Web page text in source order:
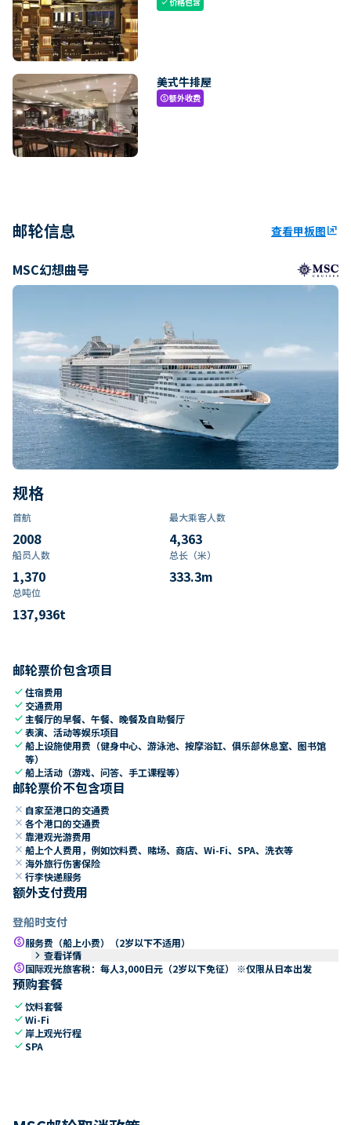
check
美式牛排屋
paid额外收费
邮轮信息 查看甲板图ungroup
MSC幻想曲号
规格
首航
2008
最大乘客人数
4,363
船员人数
1,370
总长（米）
333.3m
总吨位
137,936t
邮轮票价包含项目
check住宿费用
check 交通费用
check 主餐厅的早餐、午餐、晚餐及自助餐厅
check表演、活动等娱乐项目
check船上设施使用费（健身中心、游泳池、按摩浴缸、俱乐部休息室、图书馆
等）
check船上活动（游戏、问答、手工课程等）
邮轮票价不包含项目
close 自家至港口的交通费
close 各个港口的交通费
close 靠港观光游费用
close 船上个人费用，例如饮料费、赌场、商店、Wi-Fi、SPA、洗衣等
close 海外旅行伤害保险
close 行李快递服务
额外支付费用
登船时支付
paid服务费（船上小费）（2岁以下不适用）
keyboard_arrow_right 查看详情
paid国际观光旅客税：每人3,000日元（2岁以下免征） ※仅限从日本出发
预购套餐
check饮料套餐
checkWi-Fi
check 岸上观光行程
checkSPA